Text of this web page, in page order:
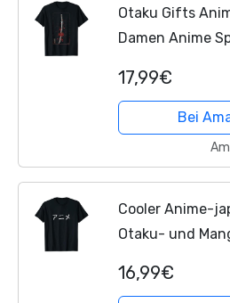
Otaku Gifts
Damen Anime
Klein
17,99€
Bei
Cooler Anime-
Otaku- und
16,99€